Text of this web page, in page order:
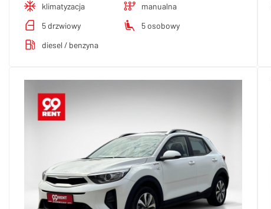
klimatyzacja
manualna
5 drzwiowy
5 osobowy
diesel / benzyna